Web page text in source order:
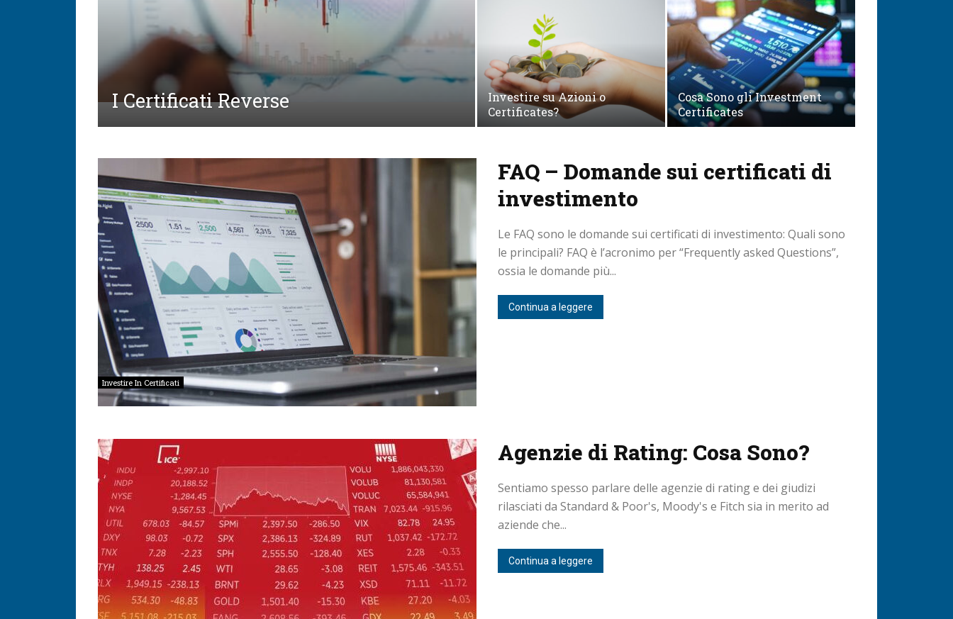
I Certificati Reverse
Investire su Azioni o
Certificates?
Cosa Sono gli Investment
Certificates
Investire In Certificati
FAQ – Domande sui certificati di
investimento
Le FAQ sono le domande sui certificati di investimento: Quali sono
le principali? FAQ è l’acronimo per “Frequently asked Questions”,
ossia le domande più...
Continua a leggere
Agenzie di Rating: Cosa Sono?
Sentiamo spesso parlare delle agenzie di rating e dei giudizi
rilasciati da Standard & Poor's, Moody's e Fitch sia in merito ad
aziende che...
Continua a leggere